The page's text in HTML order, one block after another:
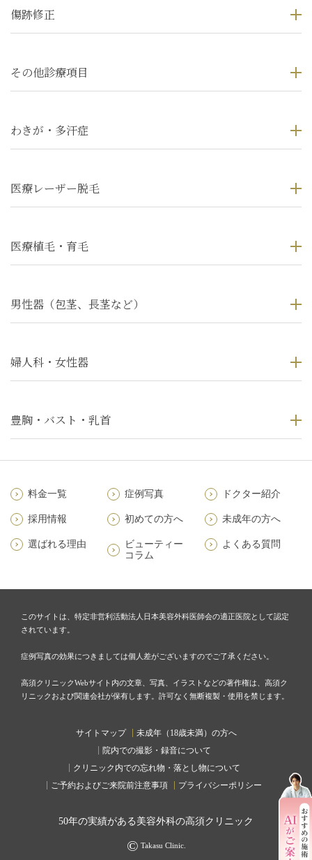
傷跡修正
その他診療項目
わきが・多汗症
医療レーザー脱毛
医療植毛・育毛
男性器（包茎、長茎など）
婦人科・女性器
豊胸・バスト・乳首
料金一覧 症例写真 ドクター紹介
採用情報 初めての方へ 未成年の方へ
選ばれる理由
ビューティー
コラム
よくある質問
このサイトは、特定非営利活動法人日本美容外科医師会の適正医院として認定
されています。
症例写真の効果につきましては個人差がございますのでご了承ください。
高須クリニックWebサイト内の文章、写真、イラストなどの著作権は、高須ク
リニックおよび関連会社が保有します。許可なく無断複製・使用を禁じます。
サイトマップ
未成年（18歳未満）の方へ
院内での撮影・録音について
クリニック内での忘れ物・落とし物について
ご予約およびご来院前注意事項
プライバシーポリシー
50年の実績がある美容外科の高須クリニック
© Takasu Clinic.